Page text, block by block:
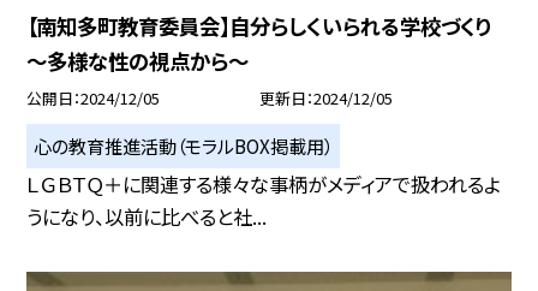
【南知多町教育委員会】自分らしくいられる学校づくり
～多様な性の視点から～
公開日 2024/12/05 更新日 2024/12/05
心の教育推進活動（モラルBOX掲載用）
ＬＧＢＴＱ＋に関連する様々な事柄がメディアで扱われるよ
うになり、以前に比べると社...